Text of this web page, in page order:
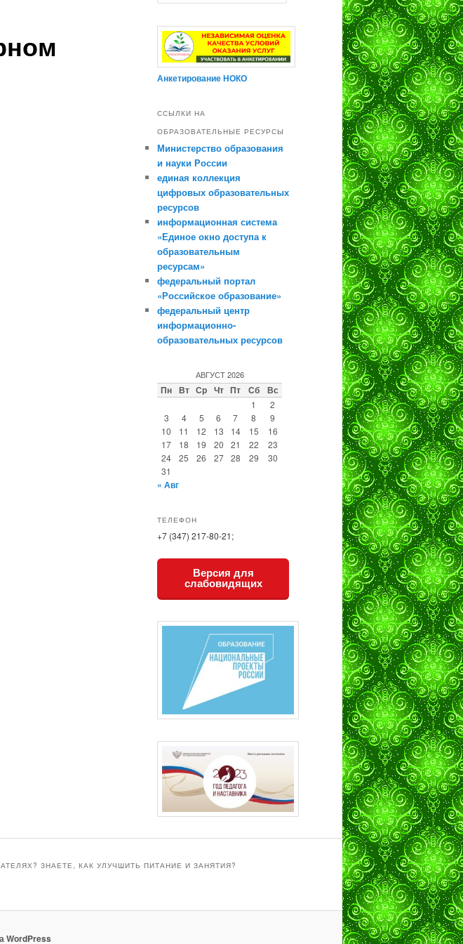
Анкетирование НОКО
ССЫЛКИ НА
ОБРАЗОВАТЕЛЬНЫЕ РЕСУРСЫ
Министерство образования
и науки России
единая коллекция
цифровых образовательных
ресурсов
информационная система
«Единое окно доступа к
образовательным
ресурсам»
федеральный портал
«Российское образование»
федеральный центр
информационно-
образовательных ресурсов
АВГУСТ 2026
Пн Вт Ср Чт Пт Сб Вс
1
2
3
4 5 6 7 8
9
10
11 12 13 14 15
16
17
18 19 20 21 22
23
24
25 26 27 28 29
30
31
« Авг
ТЕЛЕФОН
+7 (347) 217-80-21;
Версия для
слабовидящих
ЗНАЕТЕ, КАК УЛУЧШИТЬ ПИТАНИЕ И ЗАНЯТИЯ?
WordPress